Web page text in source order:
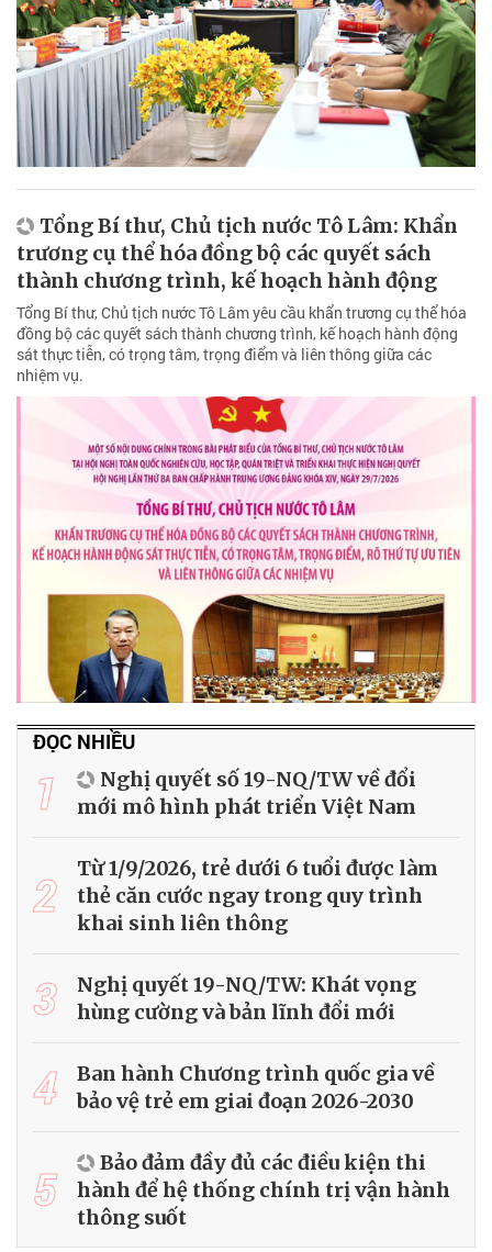
Tổng Bí thư, Chủ tịch nước Tô Lâm: Khẩn
trương cụ thể hóa đồng bộ các quyết sách
thành chương trình, kế hoạch hành động
Tổng Bí thư, Chủ tịch nước Tô Lâm yêu cầu khẩn trương cụ thể hóa
đồng bộ các quyết sách thành chương trình, kế hoạch hành động
sát thực tiễn, có trọng tâm, trọng điểm và liên thông giữa các
nhiệm vụ.
ĐỌC NHIỀU
1
Nghị quyết số 19-NQ/TW về đổi
mới mô hình phát triển Việt Nam
2
Từ 1/9/2026, trẻ dưới 6 tuổi được làm
thẻ căn cước ngay trong quy trình
khai sinh liên thông
3
Nghị quyết 19-NQ/TW: Khát vọng
hùng cường và bản lĩnh đổi mới
4
Ban hành Chương trình quốc gia về
bảo vệ trẻ em giai đoạn 2026-2030
5
Bảo đảm đầy đủ các điều kiện thi
hành để hệ thống chính trị vận hành
thông suốt